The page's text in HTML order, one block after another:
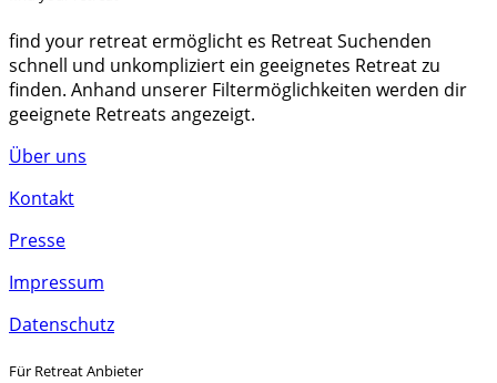
find your retreat ermöglicht es Retreat Suchenden
schnell und unkompliziert ein geeignetes Retreat zu
finden. Anhand unserer Filtermöglichkeiten werden dir
geeignete Retreats angezeigt.
Über uns
Kontakt
Presse
Impressum
Datenschutz
Für Retreat Anbieter